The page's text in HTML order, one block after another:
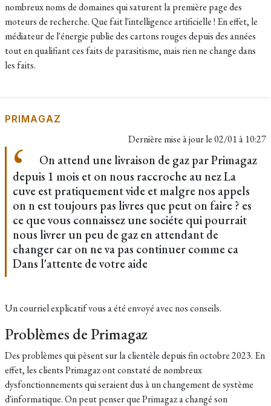
nombreux noms de domaines qui saturent la première page des
moteurs de recherche. Que fait l'intelligence artificielle ! En effet, le
médiateur de l'énergie publie des cartons rouges depuis des années
tout en qualifiant ces faits de parasitisme, mais rien ne change dans
les faits.
PRIMAGAZ
Dernière mise à jour le02/01 à 10:27
On attend une livraison de gaz par Primagaz
depuis 1 mois et on nous raccroche au nez La
cuve est pratiquement vide et malgre nos appels
on n est toujours pas livres que peut on faire ? es
ce que vous connaissez une sociéte qui pourrait
nous livrer un peu de gaz en attendant de
changer car on ne va pas continuer comme ca
Dans l'attente de votre aide
Un courriel explicatif vous a été envoyé avec nos conseils.
Problèmes de Primagaz
Des problèmes qui pèsent sur la clientèle depuis fin octobre 2023. En
effet, les clients Primagaz ont constaté de nombreux
dysfonctionnements qui seraient dus à un changement de système
d'informatique. On peut penser que Primagaz a changé son